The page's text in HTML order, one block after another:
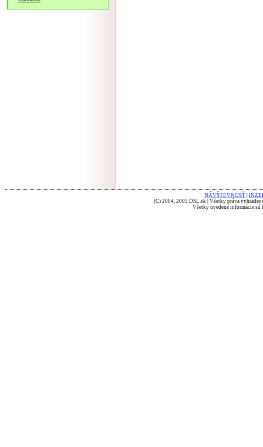
NÁVŠTEVNOSŤ
(C) 2004, 2005 DSL.sk | Všetky práva
Všetky uvedené informácie sú